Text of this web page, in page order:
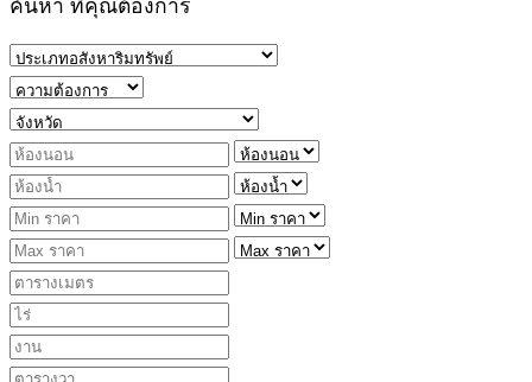
ค้นหา ที่คุณต้องการ